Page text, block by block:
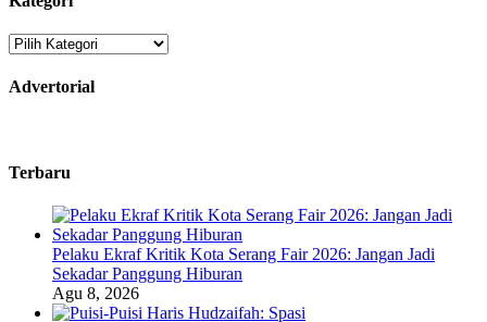
Kategori
Advertorial
Terbaru
Pelaku Ekraf Kritik Kota Serang Fair 2026: Jangan Jadi
Sekadar Panggung Hiburan
Agu 8, 2026